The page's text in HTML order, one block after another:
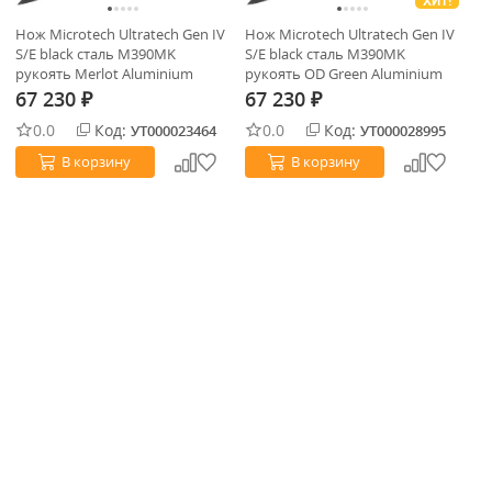
Нож Microtech Ultratech Gen IV
S/E black сталь M390MK
рукоять Merlot Aluminium
(11214-1MR)
67 230 ₽
0.0 Код: УТ000023464
В корзину
Нож Microtech Ultratech Gen IV
S/E black сталь M390MK
рукоять OD Green Aluminium
(11214-1OD)
67 230 ₽
0.0 Код: УТ000028995
В корзину